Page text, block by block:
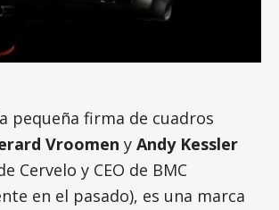
pequeña firma de cuadros
Vroomen y Andy Kessler
Cervelo y CEO de BMC
en el pasado), es una marca